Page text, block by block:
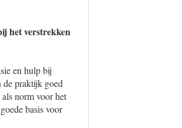
het verstrekken
en hulp bij
de praktijk goed
norm voor het
basis voor